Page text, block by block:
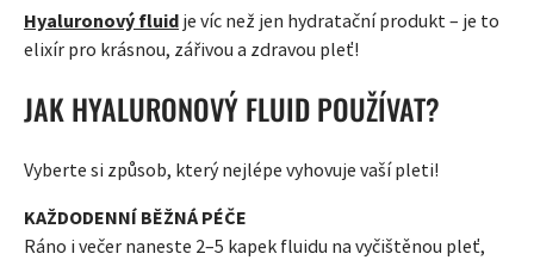
Hyaluronový fluid je víc než jen hydratační produkt – je to
elixír pro krásnou, zářivou a zdravou pleť!
JAK HYALURONOVÝ FLUID POUŽÍVAT?
Vyberte si způsob, který nejlépe vyhovuje vaší pleti!
KAŽDODENNÍ BĚŽNÁ PÉČE
Ráno i večer naneste 2–5 kapek fluidu na vyčištěnou pleť,